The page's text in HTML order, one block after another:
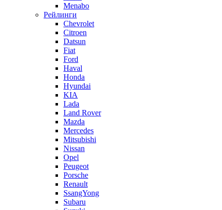
Menabo
Рейлинги
Chevrolet
Citroen
Datsun
Fiat
Ford
Haval
Honda
Hyundai
KIA
Lada
Land Rover
Mazda
Mercedes
Mitsubishi
Nissan
Opel
Peugeot
Porsche
Renault
SsangYong
Subaru